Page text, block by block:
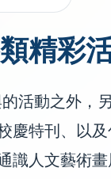
精彩
活動之外，
慶特刊、以
識人文藝術